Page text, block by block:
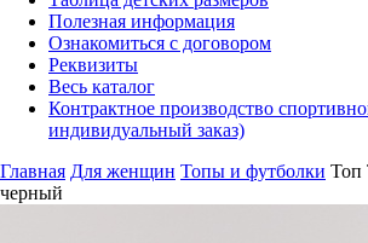
Полезная информация
Ознакомиться с договором
Реквизиты
Весь каталог
Контрактное производство
индивидуальный заказ)
Главная Для женщин Топы и футболки Топ
черный